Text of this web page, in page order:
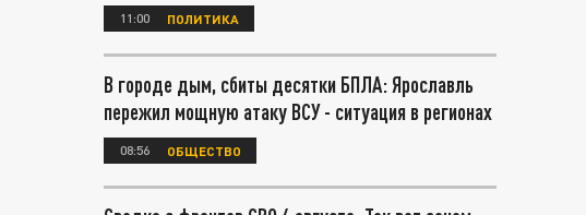
11:00 ПОЛИТИКА
В городе дым, сбиты десятки БПЛА: Ярославль
пережил мощную атаку ВСУ - ситуация в регионах
08:56 ОБЩЕСТВО